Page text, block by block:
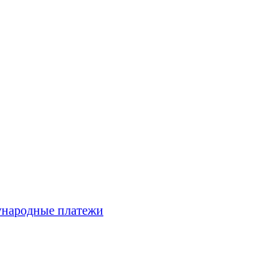
платежи
не свяжутся с Вами через любой